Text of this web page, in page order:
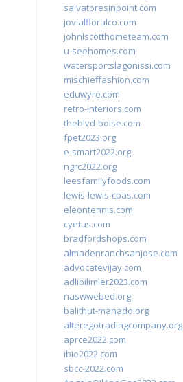
salvatoresinpoint.com
jovialfloralco.com
johnlscotthometeam.com
u-seehomes.com
watersportslagonissi.com
mischieffashion.com
eduwyre.com
retro-interiors.com
theblvd-boise.com
fpet2023.org
e-smart2022.org
ngrc2022.org
leesfamilyfoods.com
lewis-lewis-cpas.com
eleontennis.com
cyetus.com
bradfordshops.com
almadenranchsanjose.com
advocatevijay.com
adlibilimler2023.com
naswwebed.org
balithut-manado.org
alteregotradingcompany.org
aprce2022.com
ibie2022.com
sbcc-2022.com